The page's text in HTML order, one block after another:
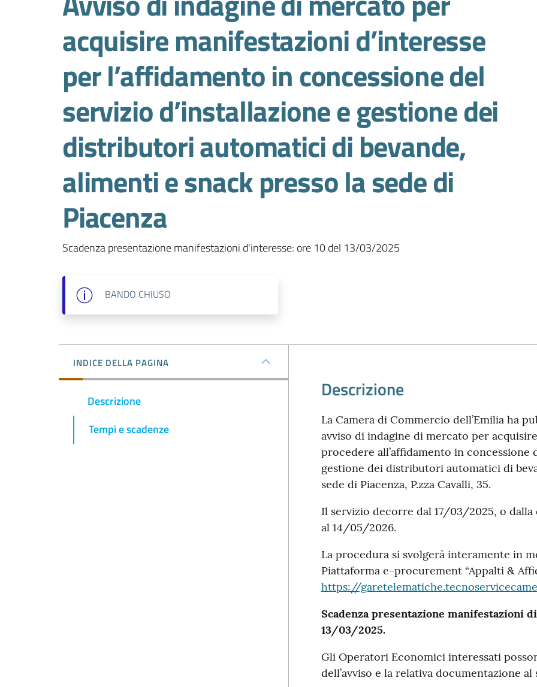
acquisire manifestazioni d’interesse
per l’affidamento in concessione del
servizio d’installazione e gestione dei
distributori automatici di bevande,
alimenti e snack presso la sede di
Piacenza
Scadenza presentazione manifestazioni d'interesse: ore 10 del 13/03/2025
BANDO CHIUSO
INDICE DELLA PAGINA
Descrizione
Tempi e scadenze
Descrizione
La Camera di Commercio dell’Emilia ha
avviso di indagine di mercato per
procedere all’affidamento in concessione
gestione dei distributori automatici di
sede di Piacenza, P.zza Cavalli, 35.
Il servizio decorre dal 17/03/2025, o dalla
al 14/05/2026.
La procedura si svolgerà interamente in
Piattaforma e-procurement “Appalti &
https://
Scadenza presentazione manifestazioni
13/03/2025.
Gli Operatori Economici interessati
dell’avviso e la relativa documentazione